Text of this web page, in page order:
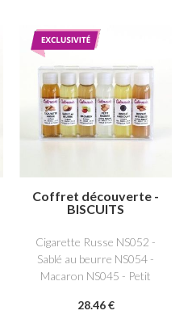
Coffret découverte -
BISCUITS
Cigarette Russe NS052 -
Sablé au beurre NS054 -
Macaron NS045 - Petit
chocolat fourré NS055-
28.46 €